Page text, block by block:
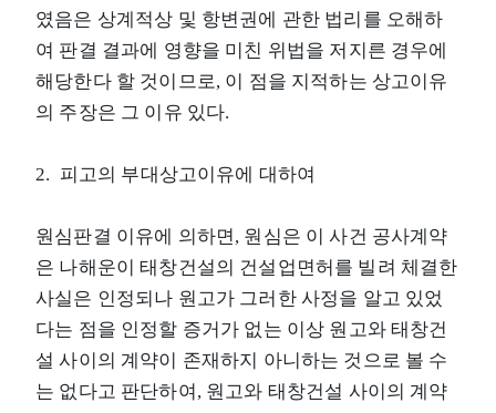
였음은 상계적상 및 항변권에 관한 법리를 오해하
여 판결 결과에 영향을 미친 위법을 저지른 경우에
해당한다 할 것이므로, 이 점을 지적하는 상고이유
의 주장은 그 이유 있다.
2. 피고의 부대상고이유에 대하여
원심판결 이유에 의하면, 원심은 이 사건 공사계약
은 나해운이 태창건설의 건설업면허를 빌려 체결한
사실은 인정되나 원고가 그러한 사정을 알고 있었
다는 점을 인정할 증거가 없는 이상 원고와 태창건
설 사이의 계약이 존재하지 아니하는 것으로 볼 수
는 없다고 판단하여, 원고와 태창건설 사이의 계약